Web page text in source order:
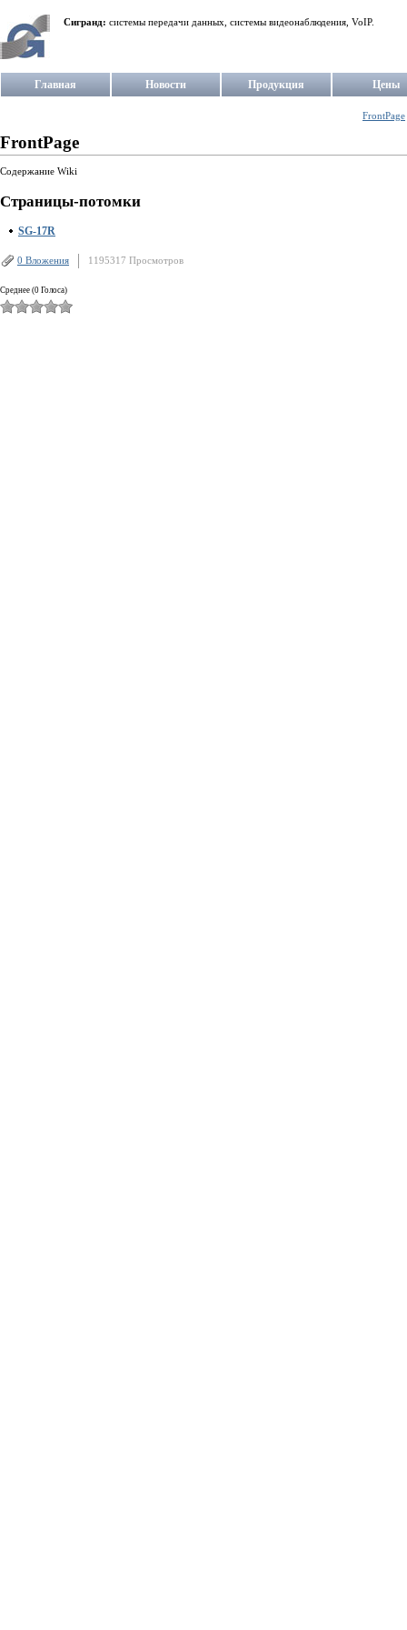
Сигранд: системы передачи данных, системы видеонаблюдения, VoIP.
Главная Новости Продукция Цены
FrontPage
FrontPage
Содержание Wiki
Страницы-потомки
SG-17R
0 Вложения 1195317 Просмотров
Среднее (0 Голоса)